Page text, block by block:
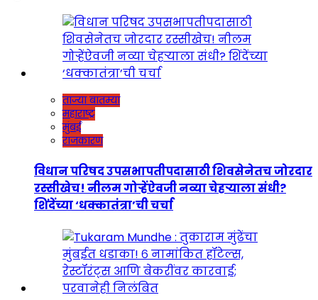
ताज्या बातम्या
महाराष्ट्र
मुंबई
राजकारण
विधान परिषद उपसभापतीपदासाठी शिवसेनेतच जोरदार
रस्सीखेच! नीलम गोऱ्हेंऐवजी नव्या चेहऱ्याला संधी?
शिंदेंच्या ‘धक्कातंत्रा’ची चर्चा